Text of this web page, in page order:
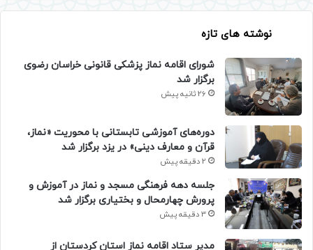
نوشته های تازه
شورای اقامه نماز پزشکی قانونی خراسان رضوی
برگزار شد
26 ثانیه پیش
دوره‌های آموزشی تابستانی با محوریت «نماز،
قرآن و معارف دینی» در یزد برگزار شد
2 دقیقه پیش
جلسه دهه فرهنگی مسجد و نماز در آموزش و
پرورش چهارمحال و بختیاری برگزار شد
3 دقیقه پیش
مدیر ستاد اقامه نماز استان کردستان از